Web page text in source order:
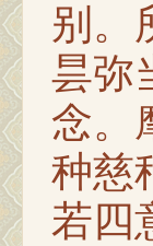
别。
昙弥
念。
种慈
若四